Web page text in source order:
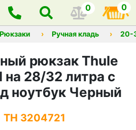
0 0
Рюкзаки Ручная кладь 20-
рюкзак Thule
на 28/32 литра с
ноутбук Черный
TH 3204721